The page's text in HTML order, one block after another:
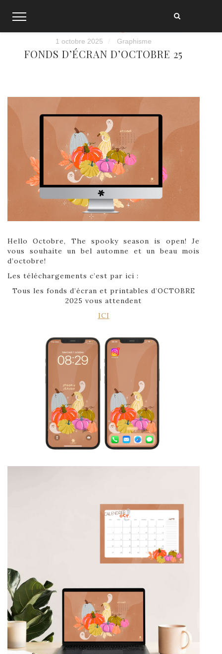
1 octobre 2025 Graphisme
FONDS D’ÉCRAN D’OCTOBRE 25
Hello Octobre, The spooky season is open! Je
vous souhaite un bel automne et un beau mois
d’octobre!
Les téléchargements c’est par ici :
Tous les fonds d’écran et printables d’OCTOBRE
2025 vous attendent
ICI